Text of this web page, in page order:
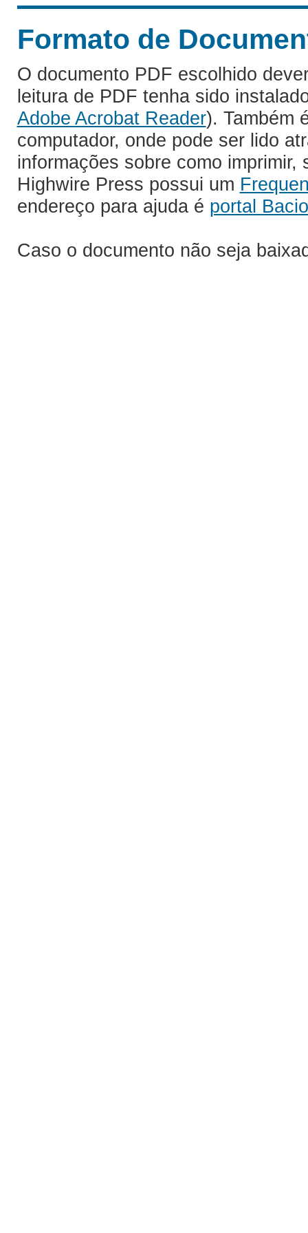
Formato de
O documento PDF escolhido
leitura de PDF tenha sido
Adobe Acrobat Reader). Também
computador, onde pode ser lido
informações sobre como
Highwire Press possui um
endereço para ajuda é portal
Caso o documento não seja